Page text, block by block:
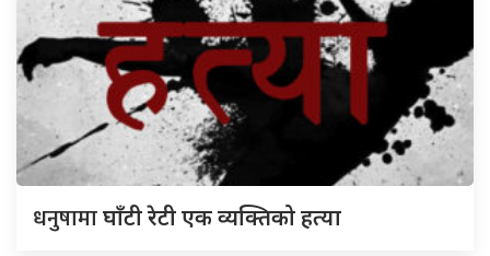
धनुषामाघाँटी रेटी एक व्यक्तिको हत्या